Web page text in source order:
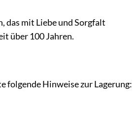
das mit Liebe und Sorgfalt
über 100 Jahren.
folgende Hinweise zur Lagerung: